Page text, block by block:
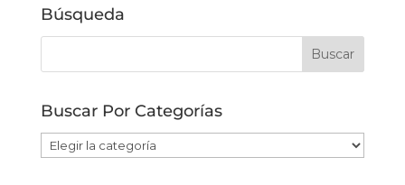
Búsqueda
Buscar Por Categorías
Buscar